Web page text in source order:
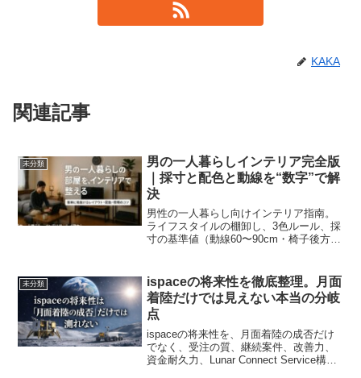
KAKA
関連記事
未分類
男の一人暮らしインテリア完全版
｜採寸と配色と動線を“数字”で解
決
男性の一人暮らし向けインテリア指南。
ライフスタイルの棚卸し、3色ルール、採
寸の基準値（動線60〜90cm・椅子後方
掃除機10cm前後）、遮光2級とRa80以
上、方角別採光、兼用家具と配線の整え
方までを網羅。数字で迷わず、ワンルー
ムでも広く見える部屋を実現。
未分類
ispaceの将来性を徹底整理。月面
着陸だけでは見えない本当の分岐
点
ispaceの将来性を、月面着陸の成否だけ
でなく、受注の質、継続案件、改善力、
資金耐久力、Lunar Connect Service構想